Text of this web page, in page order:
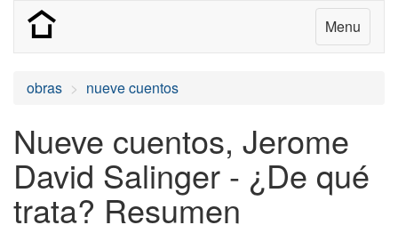
Menu
obras nueve cuentos
Nueve cuentos, Jerome
David Salinger - ¿De qué
trata? Resumen